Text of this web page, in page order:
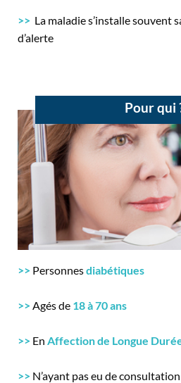
>> La maladie s’installe souvent
d’alerte
Pour qui
>> Personnesdiabétiques
>> Agés de 18 à 70 ans
>> En Affection de Longue
>> N’ayant pas eu de